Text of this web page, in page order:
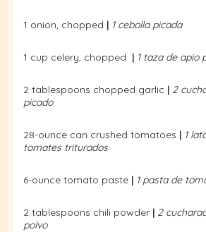
1 onion, chopped | 1 cebolla picada
1 cup celery, chopped | 1 taza de apio
2 tablespoons chopped garlic | 2
picado
28-ounce can crushed tomatoes | 1
tomates triturados
6-ounce tomato paste | 1 pasta de
2 tablespoons chili powder | 2
polvo